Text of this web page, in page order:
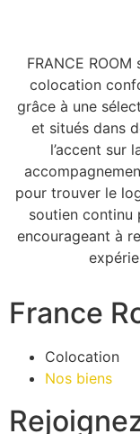
FRANCE
colocation
grâce à une
et situés dans
l’accent sur
pour trouver le
soutien continu
encourageant à
France
Colocation
Nos biens